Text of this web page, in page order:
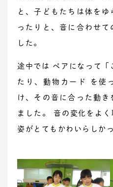
と、子どもたちは体を
ったりと、音に合わせて
した。
途中では ペアになって「
たり、動物カード を使
け、その音に合った動
ました。 音の変化をよ
姿がとてもかわいらしか